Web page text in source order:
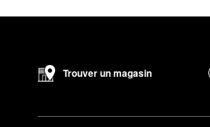
Trouver un magasin